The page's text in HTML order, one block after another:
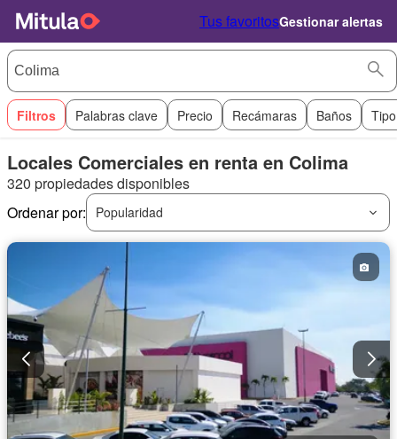
Tus favoritosGestionar alertas
Filtros Palabras clave Precio Recámaras Baños
Locales Comerciales en renta en Colima
320 propiedades disponibles
Ordenar por:
Popularidad